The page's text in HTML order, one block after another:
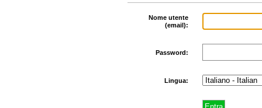
Nome utente
(email):
Password:
Lingua: